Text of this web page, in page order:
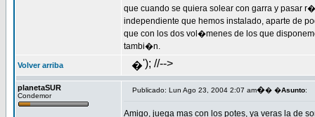
que cuando se quiera solear con garra y pasar
independiente que hemos instalado, aparte de
que con los dos vol�menes de los que
tambi�n.
Volver arriba �'); //-->
planetaSUR
Condemor
Publicado: Lun Ago 23, 2004 2:07 am�� �Asunto:
Amigo, juega mas con los potes, ya veras la de